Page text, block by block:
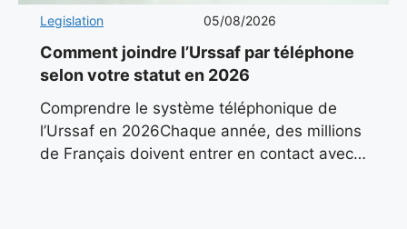
Legislation 05/08/2026
Comment joindre l’Urssaf par téléphone
selon votre statut en 2026
Comprendre le système téléphonique de
l’Urssaf en 2026Chaque année, des millions
de Français doivent entrer en contact avec